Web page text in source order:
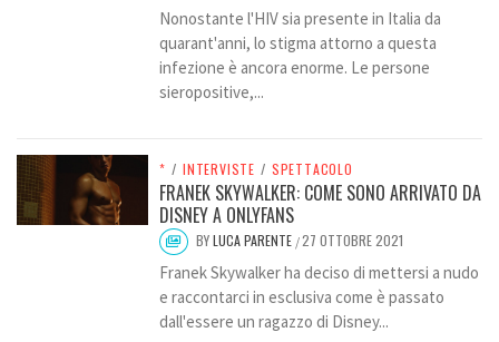
Nonostante l'HIV sia presente in Italia da
quarant'anni, lo stigma attorno a questa
infezione è ancora enorme. Le persone
sieropositive,...
* / INTERVISTE / SPETTACOLO
FRANEK SKYWALKER: COME SONO ARRIVATO DA
DISNEY A ONLYFANS
BYLUCA PARENTE /27 OTTOBRE 2021
Franek Skywalker ha deciso di mettersi a nudo
e raccontarci in esclusiva come è passato
dall'essere un ragazzo di Disney...